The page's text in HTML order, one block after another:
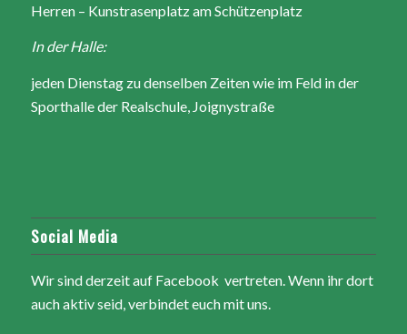
Herren – Kunstrasenplatz am Schützenplatz
In der Halle:
jeden Dienstag zu denselben Zeiten wie im Feld in der
Sporthalle der Realschule, Joignystraße
Social Media
Wir sind derzeit auf Facebook vertreten. Wenn ihr dort
auch aktiv seid, verbindet euch mit uns.